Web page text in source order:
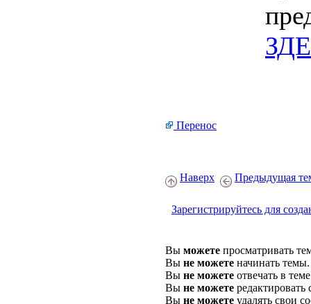
Перенос
Наверх Предыдущая
Зарегистрируйтесь для
Вы можете просматривать
Вы не можете начинать темы.
Вы не можете отвечать в
Вы не можете
Вы не можете удалять свои